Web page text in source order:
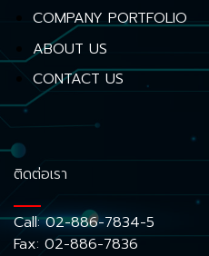
COMPANY PORTFOLIO
ABOUT US
CONTACT US
ติดต่อเรา
Call:02-886-7834-5
Fax: 02-886-7836